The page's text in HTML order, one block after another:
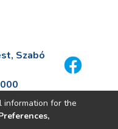
Szabó
information for the